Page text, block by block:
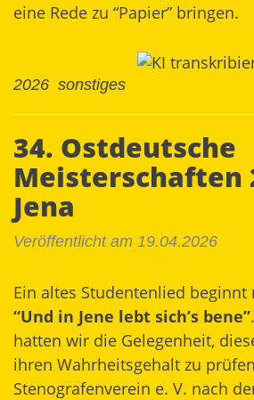
eine Rede zu “Papier” bringen.
2026 sonstiges
34. Ostdeutsche
Meisterschaften
Jena
Veröffentlicht am 19.04.2026
Ein altes Studentenlied beginnt
“Und in Jene lebt sich’s bene”
hatten wir die Gelegenheit,
ihren Wahrheitsgehalt zu
Stenografenverein e. V. nach